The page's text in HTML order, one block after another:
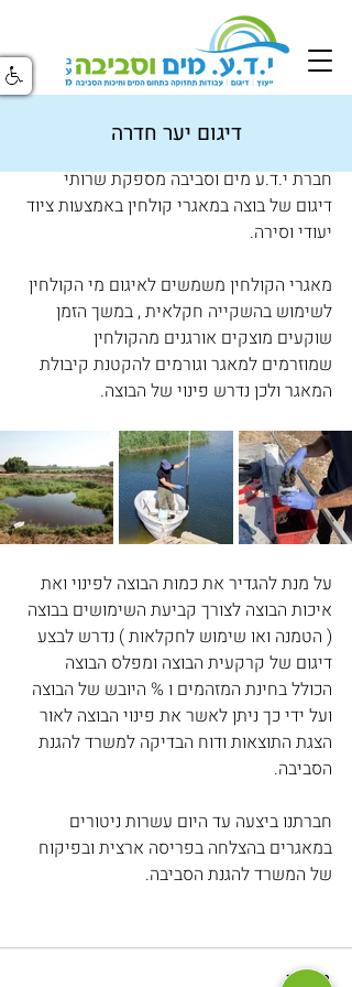
דיגום מאגרים לבוצה
חברת י.ד.ע מים וסביבה מספקת שרותי
דיגום של בוצה במאגרי קולחין באמצעות ציוד
יעודי וסירה.
מאגרי הקולחין משמשים לאיגום מי הקולחין
לשימוש בהשקייה חקלאית , במשך הזמן
שוקעים מוצקים אורגנים מהקולחין
שמוזרמים למאגר וגורמים להקטנת קיבולת
המאגר ולכן נדרש פינוי של הבוצה.
על מנת להגדיר את כמות הבוצה לפינוי ואת
איכות הבוצה לצורך קביעת השימושים בבוצה
( הטמנה ואו שימוש לחקלאות ) נדרש לבצע
דיגום של קרקעית הבוצה ומפלס הבוצה
הכולל בחינת המזהמים ו % היובש של הבוצה
ועל ידי כך ניתן לאשר את פינוי הבוצה לאור
הצגת התוצאות ודוח הבדיקה למשרד להגנת
הסביבה.
חברתנו ביצעה עד היום עשרות ניטורים
במאגרים בהצלחה בפריסה ארצית ובפיקוח
של המשרד להגנת הסביבה.
תגובות
דיגום יער חדרה